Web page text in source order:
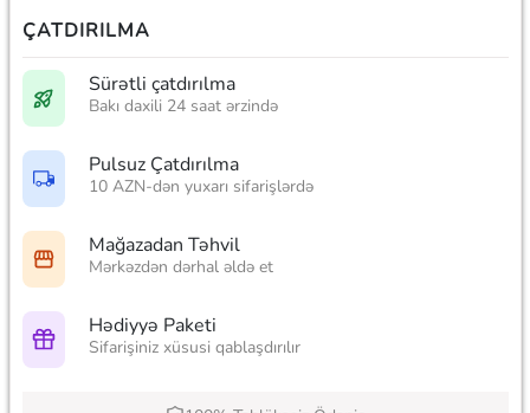
ÇATDIRILMA
Sürətli çatdırılma
Bakı daxili 24 saat ərzində
Pulsuz Çatdırılma
10 AZN-dən yuxarı sifarişlərdə
Mağazadan Təhvil
Mərkəzdən dərhal əldə et
Hədiyyə Paketi
Sifarişiniz xüsusi qablaşdırılır